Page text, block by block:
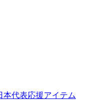
本代表応援アイテム